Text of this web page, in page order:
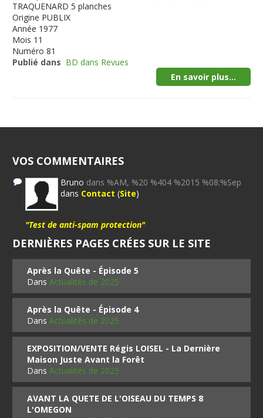
TRAQUENARD 5 planches
Origine PUBLIX
Année 1977
Mois 11
Numéro 81
Publié dans BD dans Revues
En savoir plus...
VOS COMMENTAIRES
Bruno dans %AM, %20 %404 %2015 %08:%Sep
dans Contact (Site)
"Test de anti-spam protection"
DERNIÈRES PAGES CRÉES SUR LE SITE
Après la Quête - Épisode 5
DansActualités de 2025
Après la Quête - Épisode 4
DansActualités de 2025
EXPOSITION/VENTE Régis LOISEL - La Dernière
Maison Juste Avant la Forêt
DansActualités de 2025
AVANT LA QUETE DE L'OISEAU DU TEMPS 8
L'OMEGON